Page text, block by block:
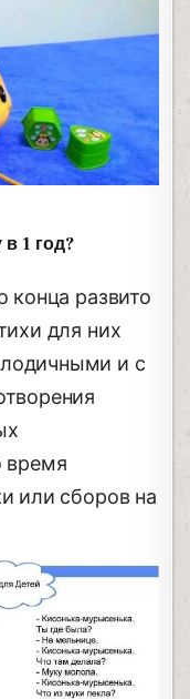
1 год?
конца развито
для них
и с
время
или сборов на